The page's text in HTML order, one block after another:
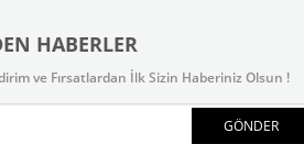
HABERLER
ve Fırsatlardan İlk Sizin Haberiniz Olsun !
GÖNDER